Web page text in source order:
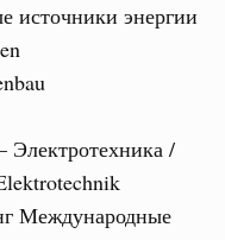
источники энергии
/
Международные